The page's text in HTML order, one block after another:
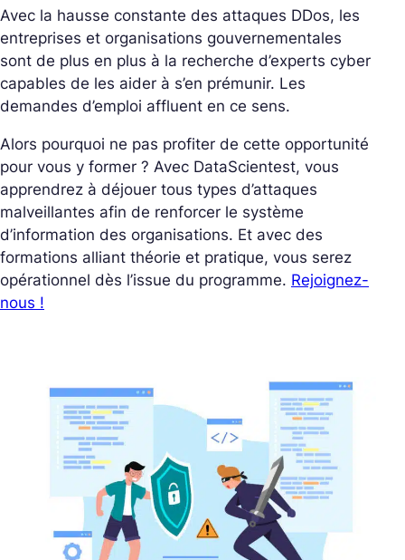
Avec la hausse constante des attaques DDos, les
entreprises et organisations gouvernementales
sont de plus en plus à la recherche d’experts cyber
capables de les aider à s’en prémunir. Les
demandes d’emploi affluent en ce sens.
Alors pourquoi ne pas profiter de cette opportunité
pour vous y former ? Avec DataScientest, vous
apprendrez à déjouer tous types d’attaques
malveillantes afin de renforcer le système
d’information des organisations. Et avec des
formations alliant théorie et pratique, vous serez
opérationnel dès l’issue du programme. Rejoignez-
nous !